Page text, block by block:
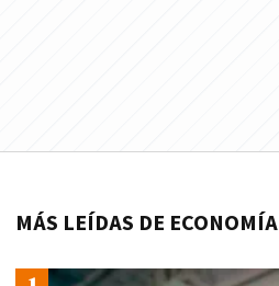
MÁS LEÍDAS DE ECONOMÍA